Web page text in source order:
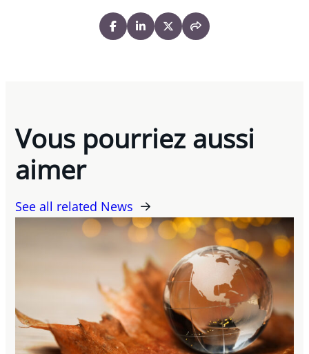
Vous pourriez aussi
aimer
See all related News